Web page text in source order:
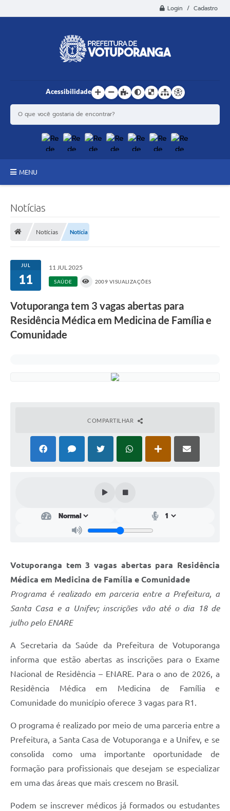
Login / Cadastro
Acessibilidade
MENU
A História
Notícias
Diário Oficial
Prestação de Contas
Contas Públicas
Audiências Públicas
Telefones Úteis
Emprega
Notícias
Notícias Notícia
JUL
11
11 JUL 2025
SAÚDE 2009 VISUALIZAÇÕES
Votuporanga tem 3 vagas abertas para
Residência Médica em Medicina de Família e
Comunidade
COMPARTILHAR
Votuporanga tem 3 vagas abertas para Residência
Médica em Medicina de Família e Comunidade
Programa é realizado em parceria entre a Prefeitura, a
Santa Casa e a Unifev; inscrições vão até o dia 18 de
julho pelo ENARE
A Secretaria da Saúde da Prefeitura de Votuporanga
informa que estão abertas as inscrições para o Exame
Nacional de Residência – ENARE. Para o ano de 2026, a
Residência Médica em Medicina de Família e
Comunidade do município oferece 3 vagas para R1.
O programa é realizado por meio de uma parceria entre a
Prefeitura, a Santa Casa de Votuporanga e a Unifev, e se
consolida como uma importante oportunidade de
formação para profissionais que desejam se especializar
em uma das áreas que mais crescem no Brasil.
Podem se inscrever médicos já formados ou estudantes